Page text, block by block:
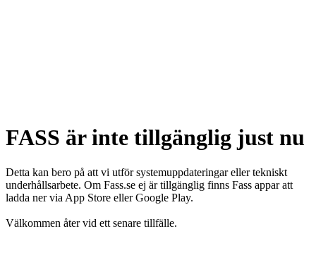
FASS är inte tillgänglig just nu
Detta kan bero på att vi utför systemuppdateringar eller tekniskt
underhållsarbete. Om Fass.se ej är tillgänglig finns Fass appar att
ladda ner via App Store eller Google Play.
Välkommen åter vid ett senare tillfälle.